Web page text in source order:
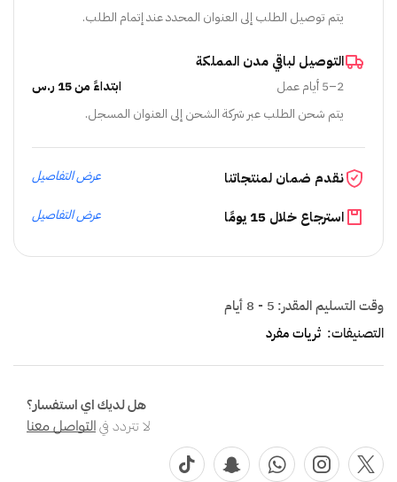
يتم توصيل الطلب إلى العنوان المحدد عند إتمام الطلب.
التوصيل لباقي مدن المملكة
2–5 أيام عمل
ابتداءً من 15 ر.س
يتم شحن الطلب عبر شركة الشحن إلى العنوان المسجل.
نقدم ضمان لمنتجاتنا عرض التفاصيل
استرجاع خلال 15 يومًا عرض التفاصيل
وقت التسليم المقدر: 5 - 8 أيام
التصنيفات: ثريات مفرد
هل لديك اي استفسار؟
لا تتردد فيالتواصل معنا